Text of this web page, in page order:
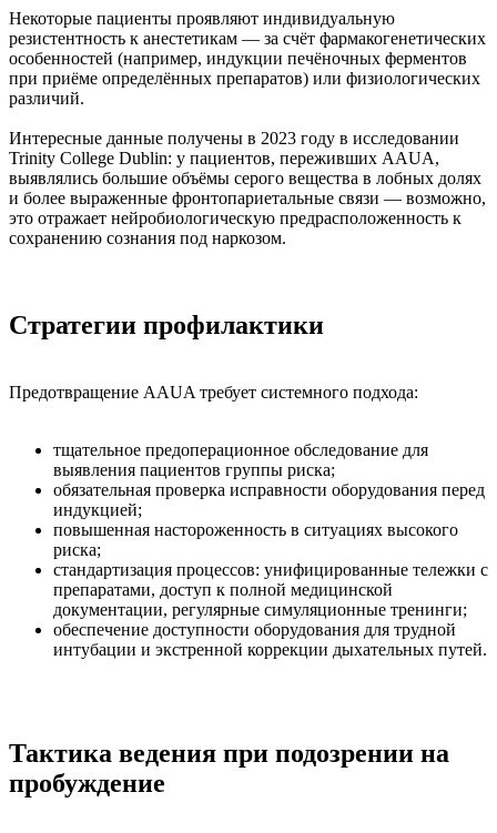
Некоторые пациенты проявляют индивидуальную
резистентность к анестетикам — за счёт фармакогенетических
особенностей (например, индукции печёночных ферментов
при приёме определённых препаратов) или физиологических
различий.
Интересные данные получены в 2023 году в исследовании
Trinity College Dublin: у пациентов, переживших AAUA,
выявлялись большие объёмы серого вещества в лобных долях
и более выраженные фронтопариетальные связи — возможно,
это отражает нейробиологическую предрасположенность к
сохранению сознания под наркозом.
Стратегии профилактики
Предотвращение AAUA требует системного подхода:
тщательное предоперационное обследование для
выявления пациентов группы риска;
обязательная проверка исправности оборудования перед
индукцией;
повышенная настороженность в ситуациях высокого
риска;
стандартизация процессов: унифицированные тележки с
препаратами, доступ к полной медицинской
документации, регулярные симуляционные тренинги;
обеспечение доступности оборудования для трудной
интубации и экстренной коррекции дыхательных путей.
Тактика ведения при подозрении на
пробуждение